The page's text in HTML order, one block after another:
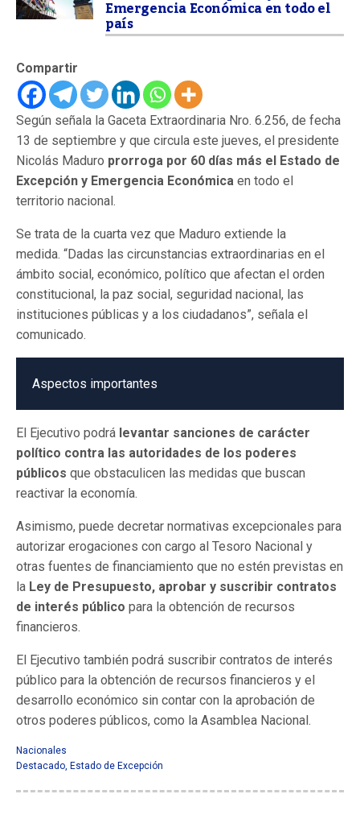
Emergencia Económica en todo el
país
Compartir
Según señala la Gaceta Extraordinaria Nro. 6.256, de fecha
13 de septiembre y que circula este jueves, el presidente
Nicolás Maduro prorroga por 60 días más el Estado de
Excepción y Emergencia Económica en todo el
territorio nacional.
Se trata de la cuarta vez que Maduro extiende la
medida. “Dadas las circunstancias extraordinarias en el
ámbito social, económico, político que afectan el orden
constitucional, la paz social, seguridad nacional, las
instituciones públicas y a los ciudadanos”, señala el
comunicado.
Aspectos importantes
El Ejecutivo podrá levantar sanciones de carácter
político contra las autoridades de los poderes
públicos que obstaculicen las medidas que buscan
reactivar la economía.
Asimismo, puede decretar normativas excepcionales para
autorizar erogaciones con cargo al Tesoro Nacional y
otras fuentes de financiamiento que no estén previstas en
la Ley de Presupuesto, aprobar y suscribir contratos
de interés público para la obtención de recursos
financieros.
El Ejecutivo también podrá suscribir contratos de interés
público para la obtención de recursos financieros y el
desarrollo económico sin contar con la aprobación de
otros poderes públicos, como la Asamblea Nacional.
Nacionales
Destacado, Estado de Excepción